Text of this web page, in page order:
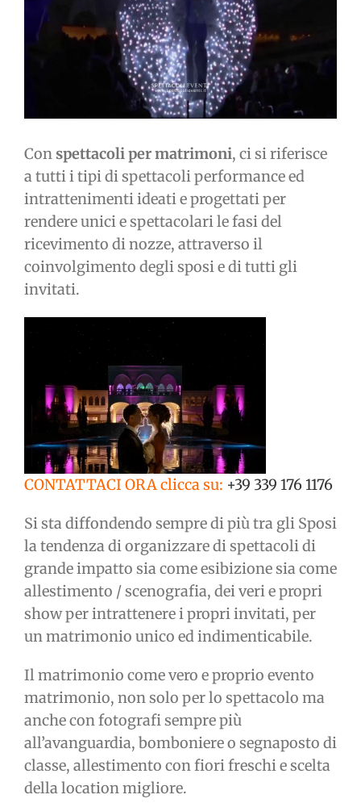
Conspettacoli per matrimoni, ci si riferisce
a tutti i tipi di spettacoli performance ed
intrattenimenti ideati e progettati per
rendere unici e spettacolari le fasi del
ricevimento di nozze, attraverso il
coinvolgimento degli sposi e di tutti gli
invitati.
CONTATTACI ORA clicca su: +39 339 176 1176
Si sta diffondendo sempre di più tra gli Sposi
la tendenza di organizzare di spettacoli di
grande impatto sia come esibizione sia come
allestimento / scenografia, dei veri e propri
show per intrattenere i propri invitati, per
un matrimonio unico ed indimenticabile.
Il matrimonio come vero e proprio evento
matrimonio, non solo per lo spettacolo ma
anche con fotografi sempre più
all’avanguardia, bomboniere o segnaposto di
classe, allestimento con fiori freschi e scelta
della location migliore.